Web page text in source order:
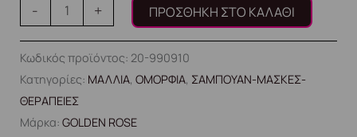
- + ΠΡΟΣΘΉΚΗ ΣΤΟ ΚΑΛΆΘΙ
Κωδικός προϊόντος: 20-990910
Κατηγορίες: ΜΑΛΛΙΑ, ΟΜΟΡΦΙΑ, ΣΑΜΠΟΥΑΝ-ΜΑΣΚΕΣ-
ΘΕΡΑΠΕΙΕΣ
Μάρκα: GOLDEN ROSE